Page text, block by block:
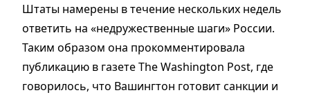
Штаты намерены в течение нескольких недель
ответить на «недружественные шаги» России.
Таким образом она прокомментировала
публикацию в газете The Washington Post, где
говорилось, что Вашингтон готовит санкции и